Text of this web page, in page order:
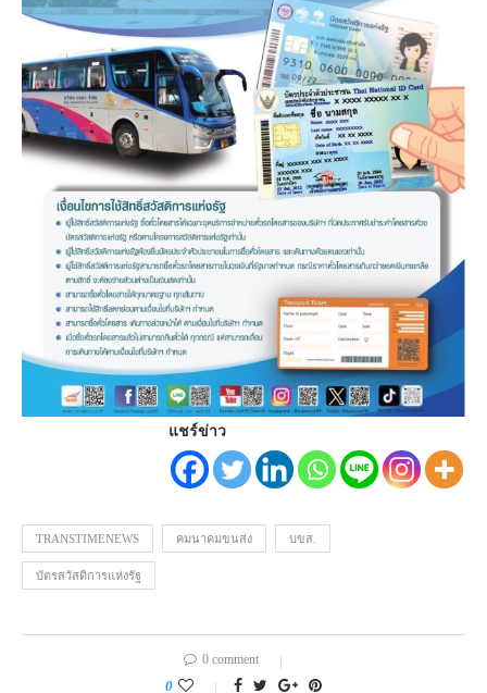
แชร์ข่าว
TRANSTIMENEWS คมนาคมขนส่ง บขส.
บัตรสวัสดิการแห่งรัฐ
0 comment
0